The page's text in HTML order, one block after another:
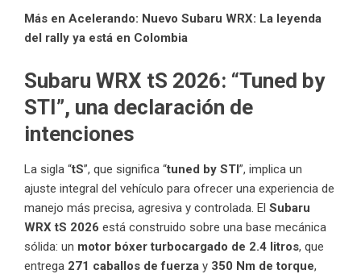
Más en Acelerando: Nuevo Subaru WRX: La leyenda
del rally ya está en Colombia
Subaru WRX tS 2026: “Tuned by
STI”, una declaración de
intenciones
La sigla “tS”, que significa “tuned by STI”, implica un
ajuste integral del vehículo para ofrecer una experiencia de
manejo más precisa, agresiva y controlada. El Subaru
WRX tS 2026 está construido sobre una base mecánica
sólida: un motor bóxer turbocargado de 2.4 litros, que
entrega 271 caballos de fuerza y 350 Nm de torque,